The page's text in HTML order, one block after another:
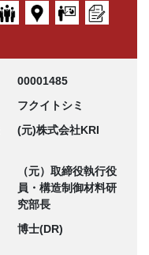
00001485
フクイトシミ
(元)株式会社KRI
（元）取締役執行役
員・構造制御材料研
究部長
博士(DR)